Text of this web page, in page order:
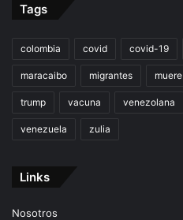
Tags
colombia covid covid-19
maracaibo migrantes muere
trump vacuna venezolana
venezuela zulia
Links
Nosotros